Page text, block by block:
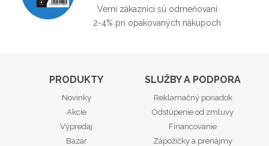
Verní zákazníci sú odmeňovaní
2-4% pri opakovaných nákupoch
PRODUKTY
Novinky
Akcie
Výpredaj
Bazár
SLUŽBY A PODPORA
Reklamačný poriadok
Odstúpenie od zmluvy
Financovanie
Zápožičky a prenájmy